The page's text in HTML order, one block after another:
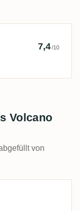
Cask Rum
7,4/10
Volcano
von